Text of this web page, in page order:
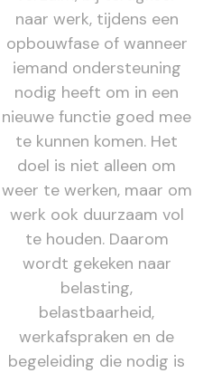
naar werk, tijdens een
opbouwfase of wanneer
iemand ondersteuning
nodig heeft om in een
nieuwe functie goed mee
te kunnen komen. Het
doel is niet alleen om
weer te werken, maar om
werk ook duurzaam vol
te houden. Daarom
wordt gekeken naar
belasting,
belastbaarheid,
werkafspraken en de
begeleiding die nodig is